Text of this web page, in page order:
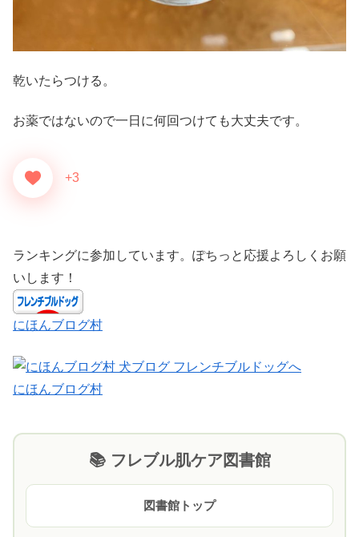
乾いたらつける。
お薬ではないので一日に何回つけても大丈夫です。
+3
ランキングに参加しています。ぽちっと応援よろしくお願
いします！
にほんブログ村
にほんブログ村
📚 フレブル肌ケア図書館
図書館トップ